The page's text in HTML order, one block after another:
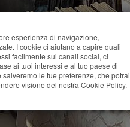
HOME
BAHIA
esperienza di navigazione,
I cookie ci aiutano a capire quali
facilmente sui canali social, ci
ai tuoi interessi e al tuo paese di
le tue preferenze, che potrai
visione del nostra Cookie Policy.